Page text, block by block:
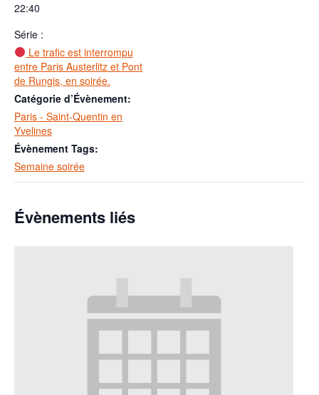
22:40
Série :
Le trafic est interrompu
entre Paris Austerlitz et Pont
de Rungis, en soirée.
Catégorie d’Évènement:
Paris - Saint-Quentin en
Yvelines
Évènement Tags:
Semaine soirée
Évènements liés